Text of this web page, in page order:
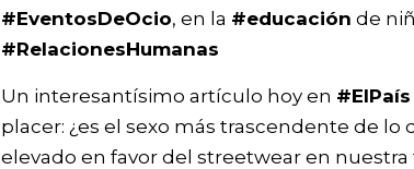
#EventosDeOcio, en la #educación de
#RelacionesHumanas
Un interesantísimo artículo hoy en #ElPaís
placer: ¿es el sexo más trascendente de lo
elevado en favor del streetwear en